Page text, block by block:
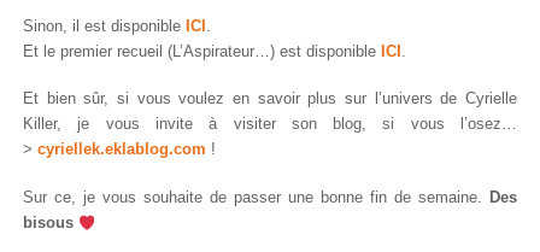
Sinon, il est disponible ICI
Et le premier recueil (L’Aspirateur…) est disponible ICI
Et bien sûr, si vous voulez en savoir plus sur l’univers de Cyrielle
Killer, je vous invite à visiter son blog, si vous l’osez…
> cyriellek.eklablog.com !
Sur ce, je vous souhaite de passer une bonne fin de semaine.
Des
bisous